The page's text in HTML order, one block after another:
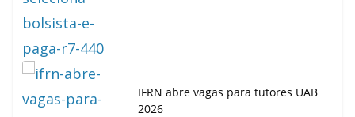
IFRN abre vagas para tutores UAB
2026